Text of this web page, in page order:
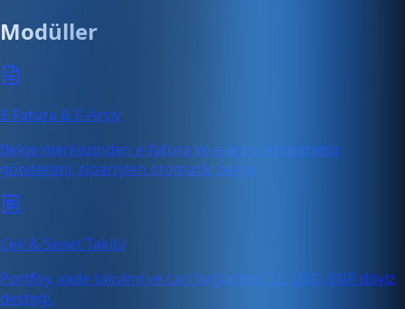
Modüller
E-Fatura & E-Arşiv
Belge merkezinden e-fatura ve e-arşiv; entegratör
gönderimi, siparişten otomatik belge.
Çek & Senet Takibi
Portföy, vade takvimi ve cari bağlantısı; TL, USD, EUR döviz
desteği.